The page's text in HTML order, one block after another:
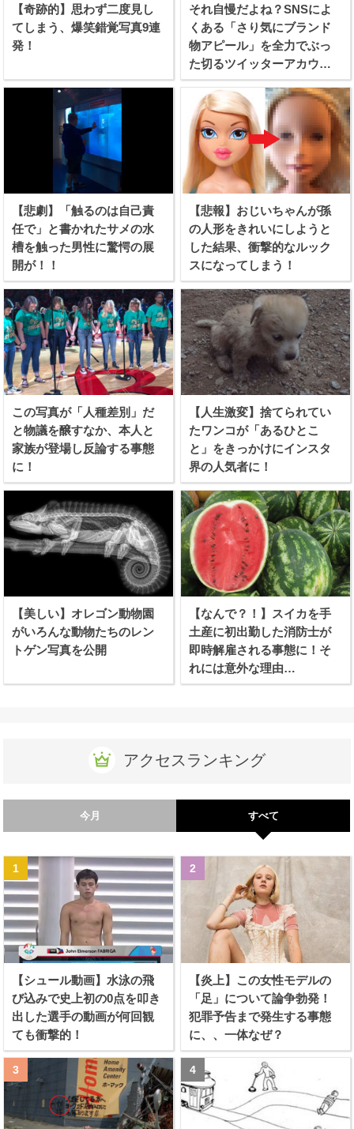
【奇跡的】思わず二度見し
てしまう、爆笑錯覚写真9連
発！
それ自慢だよね？SNSによ
くある「さり気にブランド
物アピール」を全力でぶっ
た切るツイッターアカウン
トが話題に！
【悲劇】「触るのは自己責
任で」と書かれたサメの水
槽を触った男性に驚愕の展
開が！！
【悲報】おじいちゃんが孫
の人形をきれいにしようと
した結果、衝撃的なルック
スになってしまう！
この写真が「人種差別」だ
と物議を醸すなか、本人と
家族が登場し反論する事態
に！
【人生激変】捨てられてい
たワンコが「あるひとこ
と」をきっかけにインスタ
界の人気者に！
【美しい】オレゴン動物園
がいろんな動物たちのレン
トゲン写真を公開
【なんで？！】スイカを手
土産に初出勤した消防士が
即時解雇される事態に！そ
れには意外な理由
が、、、！
アクセスランキング
今月 すべて
【シュール動画】水泳の飛
び込みで史上初の0点を叩き
出した選手の動画が何回観
ても衝撃的！
【炎上】この女性モデルの
「足」について論争勃発！
犯罪予告まで発生する事態
に、、一体なぜ？